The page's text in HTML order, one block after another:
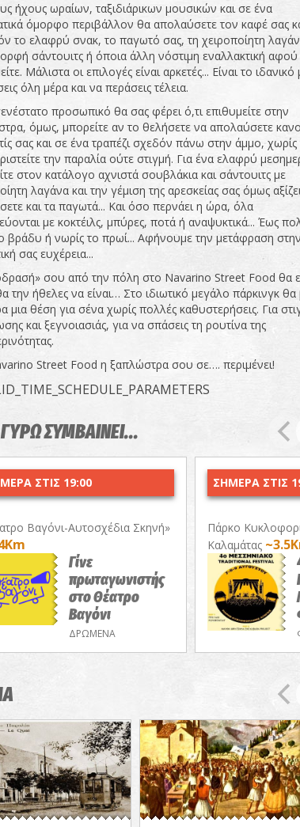
ήχους ωραίων, ταξιδιάρικων μουσικών και σε ένα
όμορφο περιβάλλον θα απολαύσετε τον καφέ σας
το ελαφρύ σνακ, το παγωτό σας, τη χειροποίητη
σάντουιτς ή όποια άλλη νόστιμη εναλλακτική αφού
Μάλιστα οι επιλογές είναι αρκετές... Είναι το ιδανικό
όλη μέρα και να περάσεις τέλεια.
προσωπικό θα σας φέρει ό,τι επιθυμείτε στην
όμως, μπορείτε αν το θελήσετε να απολαύσετε
σας και σε ένα τραπέζι σχεδόν πάνω στην άμμο,
την παραλία ούτε στιγμή. Για ένα ελαφρύ
στον κατάλογο αχνιστά σουβλάκια και σάντουιτς με
λαγάνα και την γέμιση της αρεσκείας σας όμως
και τα παγωτά... Και όσο περνάει η ώρα, όλα
με κοκτέιλς, μπύρες, ποτά ή αναψυκτικά... Έως
βράδυ ή νωρίς το πρωί... Αφήνουμε την μετάφραση στην
σας ευχέρεια...
σου από την πόλη στο Navarino Street Food θα
την ήθελες να είναι… Στο ιδιωτικό μεγάλο πάρκινγκ θα
μια θέση για σένα χωρίς πολλές καθυστερήσεις. Για
και ξεγνοιασιάς, για να σπάσεις τη ρουτίνα της
Street Food η ξαπλώστρα σου σε…. περιμένει!
ΣΥΜΒΑΙΝΕΙ...
ΣΤΙΣ 19:00
Βαγόνι-Αυτοσχέδια Σκηνή»
Γίνε
πρωταγωνιστής
στο Θέατρο
Βαγόνι
ΔΡΩΜΕΝΑ
ΣΗΜΕΡΑ ΣΤΙΣ
Πάρκο
Καλαμάτας